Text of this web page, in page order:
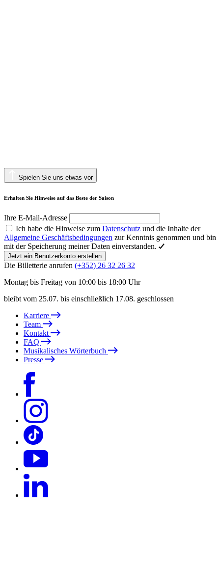
Spielen Sie uns etwas vor
Erhalten Sie Hinweise auf das Beste der Saison
Ihre E-Mail-Adresse
Ich habe die Hinweise zum Datenschutz und die Inhalte der
Allgemeine Geschäftsbedingungen zur Kenntnis genommen und bin
mit der Speicherung meiner Daten einverstanden.
Jetzt ein Benutzerkonto erstellen
Die Billetterie anrufen (+352) 26 32 26 32
Montag bis Freitag von 10:00 bis 18:00 Uhr
bleibt vom 25.07. bis einschließlich 17.08. geschlossen
Karriere
Team
Kontakt
FAQ
Musikalisches Wörterbuch
Presse